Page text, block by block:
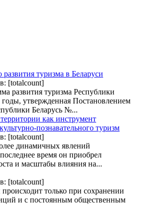
развития туризма в Беларуси
[totalcount]
развития туризма Республики
годы, утвержденная Постановлением
Беларусь №...
как инструмент
познавательного туризм
[totalcount]
динамичных явлений
время он приобрел
и масштабы влияния на...
[totalcount]
только при сохранении
и с постоянным общественным